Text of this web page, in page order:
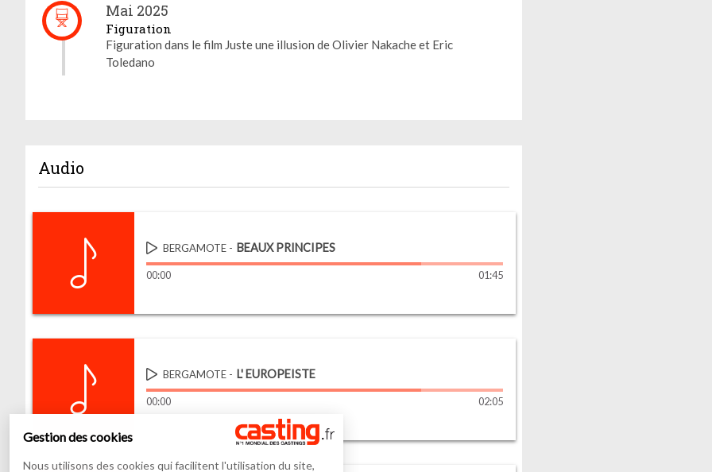
Mai 2025
Figuration
Figuration dans le film Juste une illusion de Olivier Nakache et Eric
Toledano
Audio
BERGAMOTE BEAUX PRINCIPES
00:00 01:45
BERGAMOTE L' EUROPEISTE
00:00 02:05
Gestion des cookies
Nous utilisons des cookies qui facilitent l'utilisation du site,